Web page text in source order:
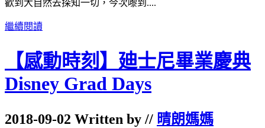
歡到大自然去探知一切，今次嚟到....
繼續閱讀
【感動時刻】廸士尼畢業慶典
Disney Grad Days
2018-09-02 Written by // 晴朗媽媽